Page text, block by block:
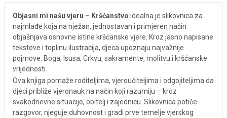
Objasni mi našu vjeru – Kršćanstvo idealna je slikovnica za
najmlađe koja na nježan, jednostavan i primjeren način
objašnjava osnovne istine kršćanske vjere. Kroz jasno napisane
tekstove i toplinu ilustracija, djeca upoznaju najvažnije
pojmove: Boga, Isusa, Crkvu, sakramente, molitvu i kršćanske
vrijednosti.
Ova knjiga pomaže roditeljima, vjeroučiteljima i odgojiteljima da
djeci približe vjeronauk na način koji razumiju – kroz
svakodnevne situacije, obitelj i zajednicu. Slikovnica potiče
razgovor, njeguje duhovnost i gradi prve temelje vjerskog